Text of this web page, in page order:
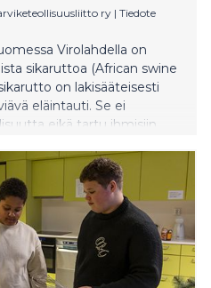
ry | Tiedote
Virolahdella on
sikaruttoa (African swine
on lakisääteisesti
eläintauti. Se ei
eikä tartu ihmisiin.